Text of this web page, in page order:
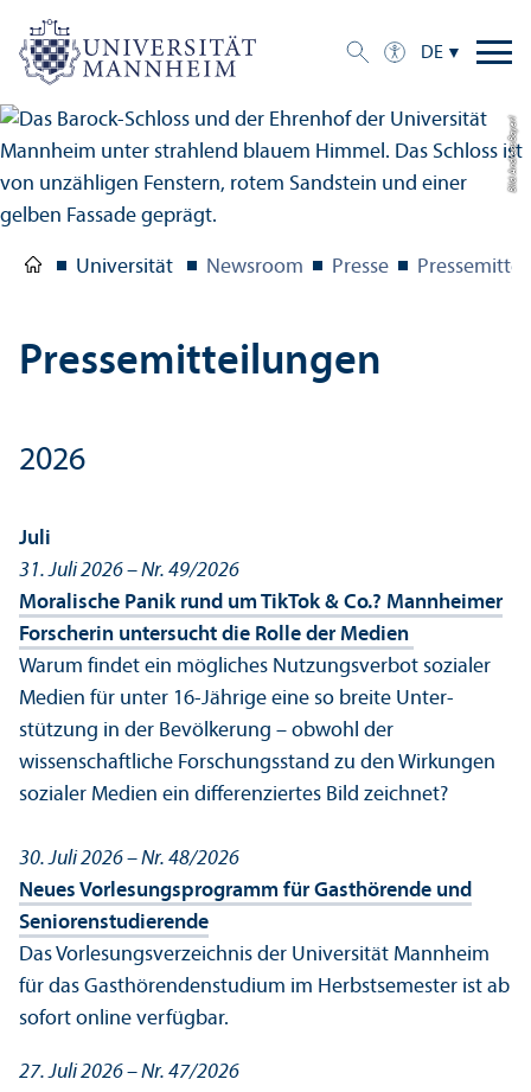
DE
Bild: Andreas Bayerl
Universität Newsroom Presse
Pressemitteilungen
2026
Juli
31. Juli 2026 – Nr. 49/2026
Moralische Panik rund um TikTok & Co.? Mannheimer
Forscherin unter­sucht die Rolle der Medien
Warum findet ein mögliches Nutzungs­verbot sozialer
Medien für unter 16-Jährige eine so breite Unter­
stützung in der Bevölkerung – obwohl der
wissenschaft­liche Forschungs­stand zu den Wirkungen
sozialer Medien ein differenziertes Bild zeichnet?
30. Juli 2026 – Nr. 48/2026
Neues Vorlesungs­programm für Gasthörende und
Senioren­studierende
Das Vorlesungs­verzeichnis der Universität Mannheim
für das Gasthörendenstudium im Herbstsemester ist ab
sofort online verfügbar.
27. Juli 2026 – Nr. 47/2026